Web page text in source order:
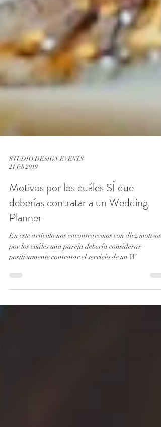
STUDIO DESIGN EVENTS
Motivos por los cuáles SÍ que
deberías contratar a un Wedding
Planner
En este artículo nos encontraremos con diez motivos
por los cuáles una pareja debería considerar